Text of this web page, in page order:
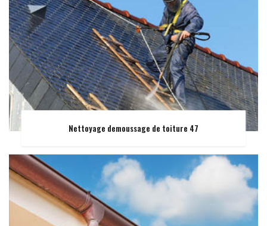
Nettoyage demoussage de toiture 47